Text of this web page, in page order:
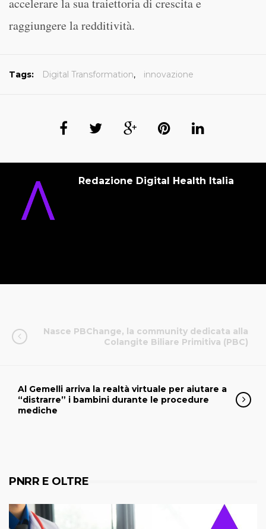
accelerare la sua traiettoria di crescita e
raggiungere la redditività.
Tags: Digital Transformation, innovazione
Redazione Digital Health Italia
Nasce PBChange, la community dedicata alla
Colangite Biliare Primitiva (PBC)
Al Gemelli arriva la realtà virtuale per aiutare a
“distrarre” i bambini durante le procedure
mediche
PNRR E OLTRE